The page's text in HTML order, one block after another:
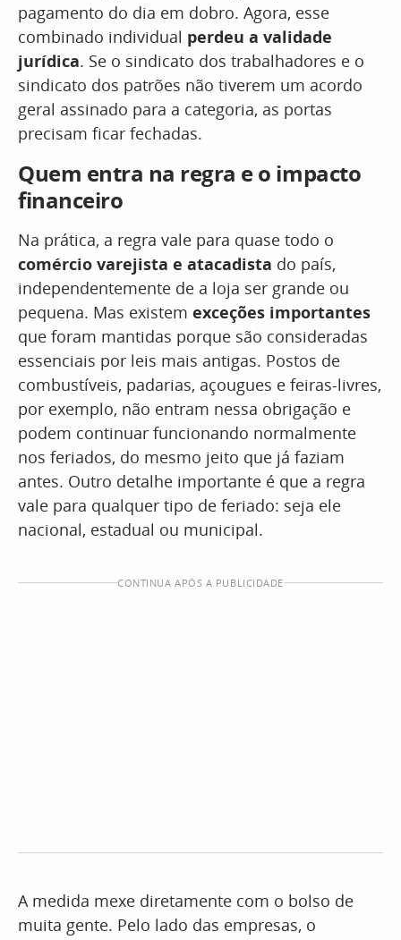
pagamento do dia em dobro. Agora, esse
combinado individual perdeu a validade
jurídica. Se o sindicato dos trabalhadores e o
sindicato dos patrões não tiverem um acordo
geral assinado para a categoria, as portas
precisam ficar fechadas.
Quem entra na regra e o impacto
financeiro
Na prática, a regra vale para quase todo o
comércio varejista e atacadista do país,
independentemente de a loja ser grande ou
pequena. Mas existem exceções importantes
que foram mantidas porque são consideradas
essenciais por leis mais antigas. Postos de
combustíveis, padarias, açougues e feiras-livres,
por exemplo, não entram nessa obrigação e
podem continuar funcionando normalmente
nos feriados, do mesmo jeito que já faziam
antes. Outro detalhe importante é que a regra
vale para qualquer tipo de feriado: seja ele
nacional, estadual ou municipal.
CONTINUA APÓS A PUBLICIDADE
A medida mexe diretamente com o bolso de
muita gente. Pelo lado das empresas, o